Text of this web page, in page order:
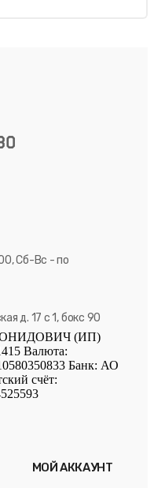
Сб-Вс - по
д. 17 с 1, бокс 90
(ИП)
Валюта:
Банк: АО
счёт:
МОЙ АККАУНТ